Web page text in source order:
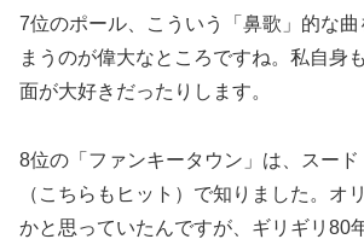
7位のポール、こういう「鼻歌」的な
まうのが偉大なところですね。私自身
面が大好きだったりします。
8位の「ファンキータウン」は、スー
（こちらもヒット）で知りました。オ
かと思っていたんですが、ギリギリ80